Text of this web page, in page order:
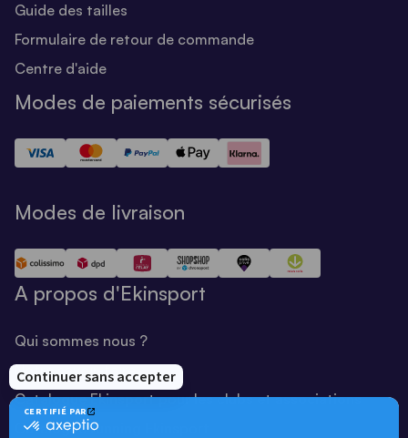
Guide des tailles
Formulaire de retour de commande
Centre d'aide
Modes de paiements sécurisés
Modes de livraison
A propos d'Ekinsport
Qui sommes nous ?
Notre savoir-faire
Catalogue Ekinsport pour les clubs et associations
Catalogue running Ekinsport